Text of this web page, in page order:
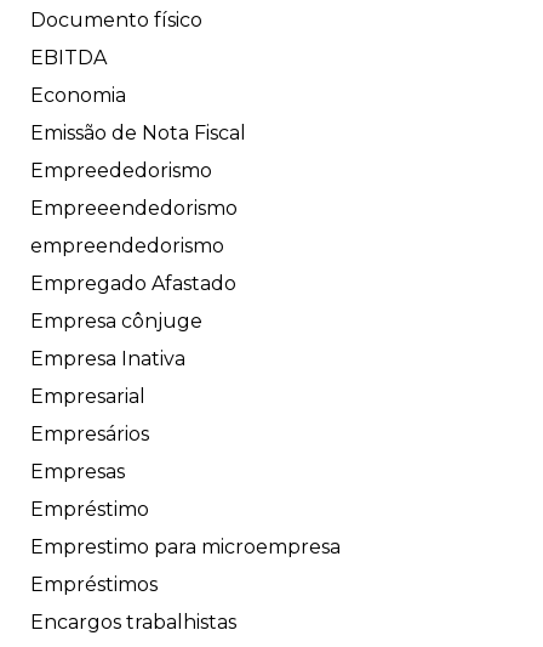
Documento físico
EBITDA
Economia
Emissão de Nota Fiscal
Empreededorismo
Empreeendedorismo
empreendedorismo
Empregado Afastado
Empresa cônjuge
Empresa Inativa
Empresarial
Empresários
Empresas
Empréstimo
Emprestimo para microempresa
Empréstimos
Encargos trabalhistas